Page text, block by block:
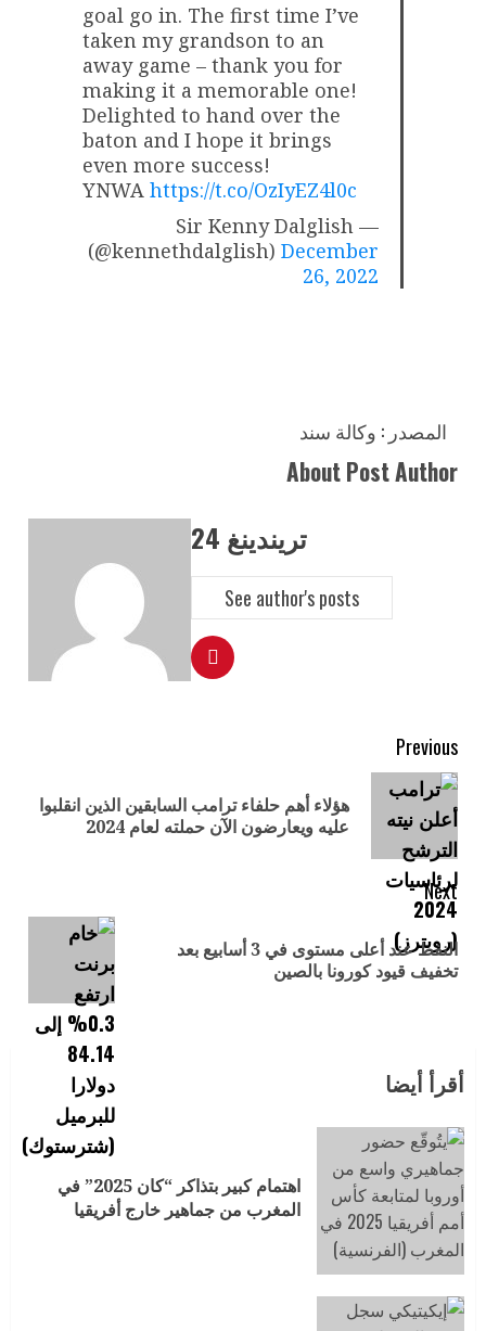
goal go in. The first time I’ve
taken my grandson to an
away game – thank you for
making it a memorable one!
Delighted to hand over the
baton and I hope it brings
even more success!
YNWA https://t.co/OzIyEZ4l0c
— Sir Kenny Dalglish
(@kennethdalglish) December
26, 2022
المصدر : وكالة سند
About Post Author
تريندينغ 24
See author's posts
Previous
هؤلاء أهم حلفاء ترامب السابقين الذين انقلبوا
عليه ويعارضون الآن حملته لعام 2024
Next
النفط عند أعلى مستوى في 3 أسابيع بعد
تخفيف قيود كورونا بالصين
أقرأ أيضا
اهتمام كبير بتذاكر “كان 2025” في
المغرب من جماهير خارج أفريقيا